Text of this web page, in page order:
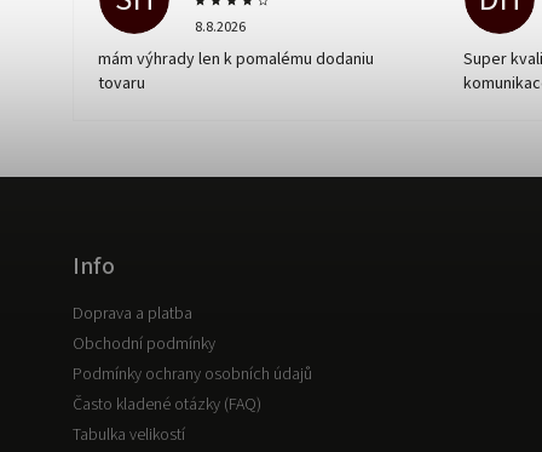
8.8.2026
mám výhrady len k pomalému dodaniu
tovaru
Super
Info
Doprava a platba
Obchodní podmínky
Podmínky ochrany osobních údajů
Často kladené otázky (FAQ)
Tabulka velikostí